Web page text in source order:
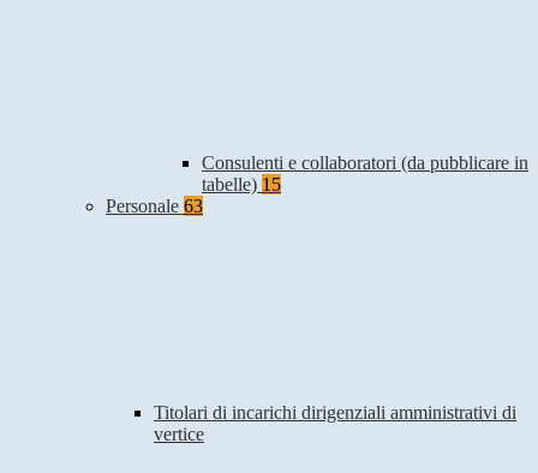
Consulenti e collaboratori (da pubblicare in
tabelle) 15
Personale 63
Titolari di incarichi dirigenziali amministrativi di
vertice